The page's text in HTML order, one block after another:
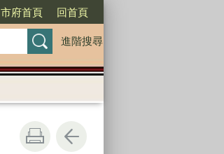
市府首頁 回首頁
進階搜尋